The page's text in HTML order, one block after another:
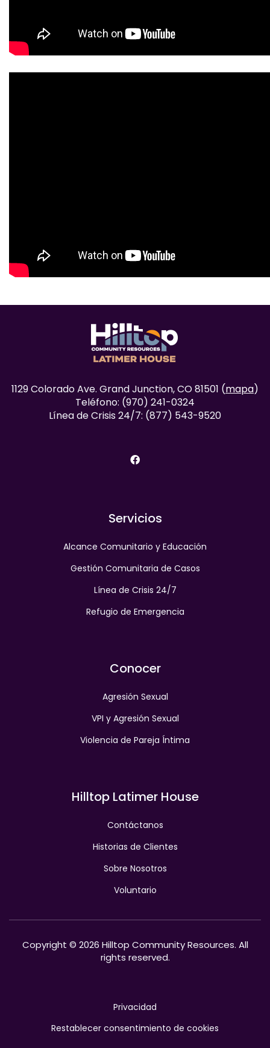
1129 Colorado Ave. Grand Junction, CO 81501 (mapa)
Teléfono: (970) 241-0324
Línea de Crisis 24/7: (877) 543-9520
facebook
Servicios
Alcance Comunitario y Educación
Gestión Comunitaria de Casos
Línea de Crisis 24/7
Refugio de Emergencia
Conocer
Agresión Sexual
VPI y Agresión Sexual
Violencia de Pareja Íntima
Hilltop Latimer House
Contáctanos
Historias de Clientes
Sobre Nosotros
Voluntario
Copyright © 2026 Hilltop Community Resources. All
rights reserved.
Privacidad
Restablecer consentimiento de cookies